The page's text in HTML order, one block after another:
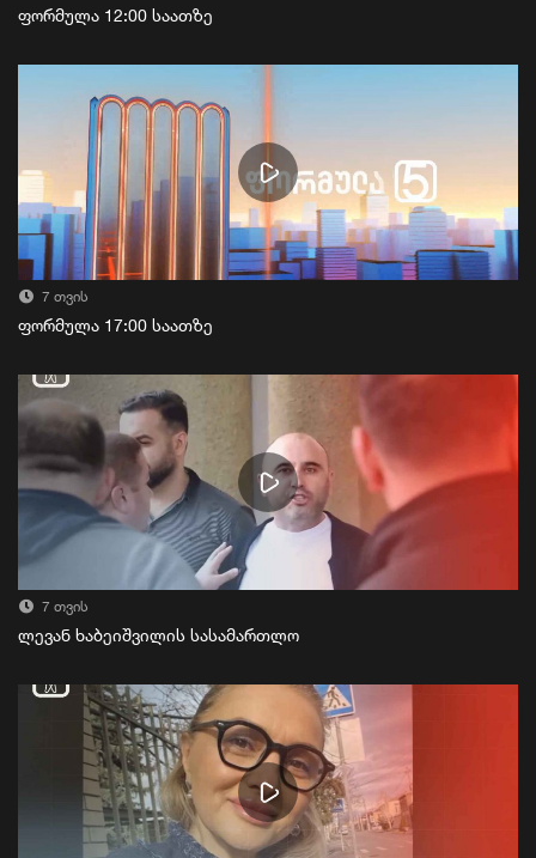
ფორმულა 12:00 საათზე
7 თვის
ფორმულა 17:00 საათზე
7 თვის
ლევან ხაბეიშვილის სასამართლო